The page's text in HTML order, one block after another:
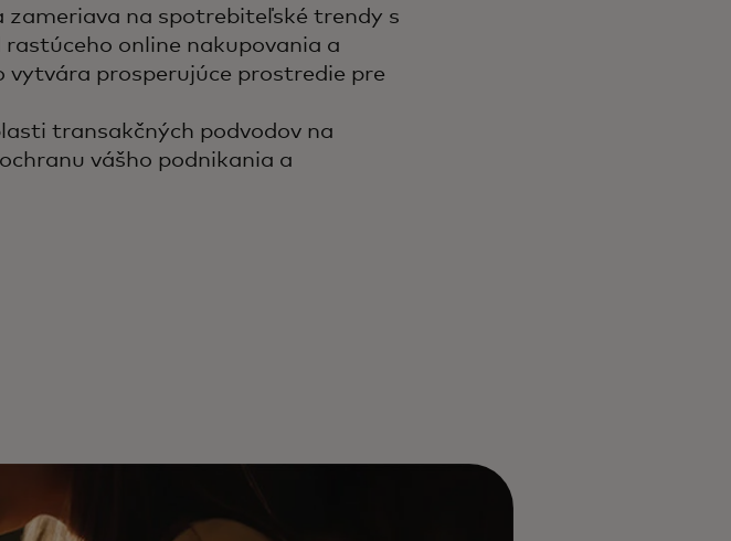
na spotrebiteľské trendy s
online nakupovania a
vytvára prosperujúce prostredie pre
transakčných podvodov na
vášho podnikania a